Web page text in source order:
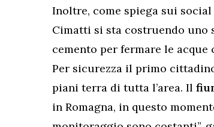
Inoltre, come spiega sui
Cimatti si sta costruendo uno
cemento per fermare le
Per sicurezza il primo
piani terra di tutta l’area. Il
in Romagna, in questo